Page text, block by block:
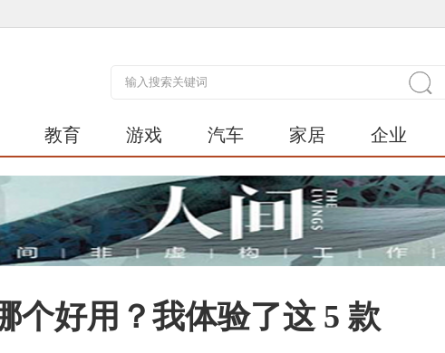
教育 游戏 汽车 家居 企业
个好用？我体验了这 5 款